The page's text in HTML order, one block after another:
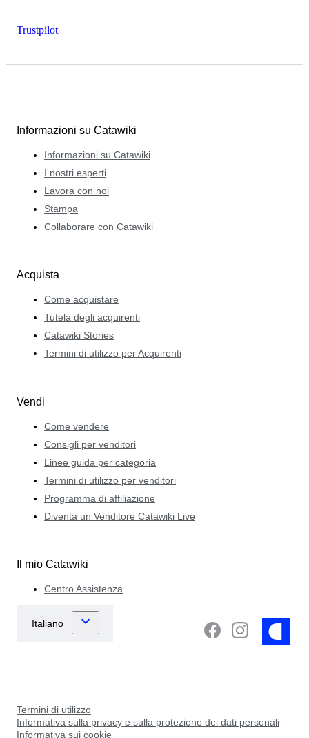
Trustpilot
Informazioni su Catawiki
Informazioni su Catawiki
I nostri esperti
Lavora con noi
Stampa
Collaborare con Catawiki
Acquista
Come acquistare
Tutela degli acquirenti
Catawiki Stories
Termini di utilizzo per Acquirenti
Vendi
Come vendere
Consigli per venditori
Linee guida per categoria
Termini di utilizzo per venditori
Programma di affiliazione
Diventa un Venditore Catawiki Live
Il mio Catawiki
Centro Assistenza
Termini di utilizzo
Informativa sulla privacy e sulla protezione dei dati personali
Informativa sui cookie